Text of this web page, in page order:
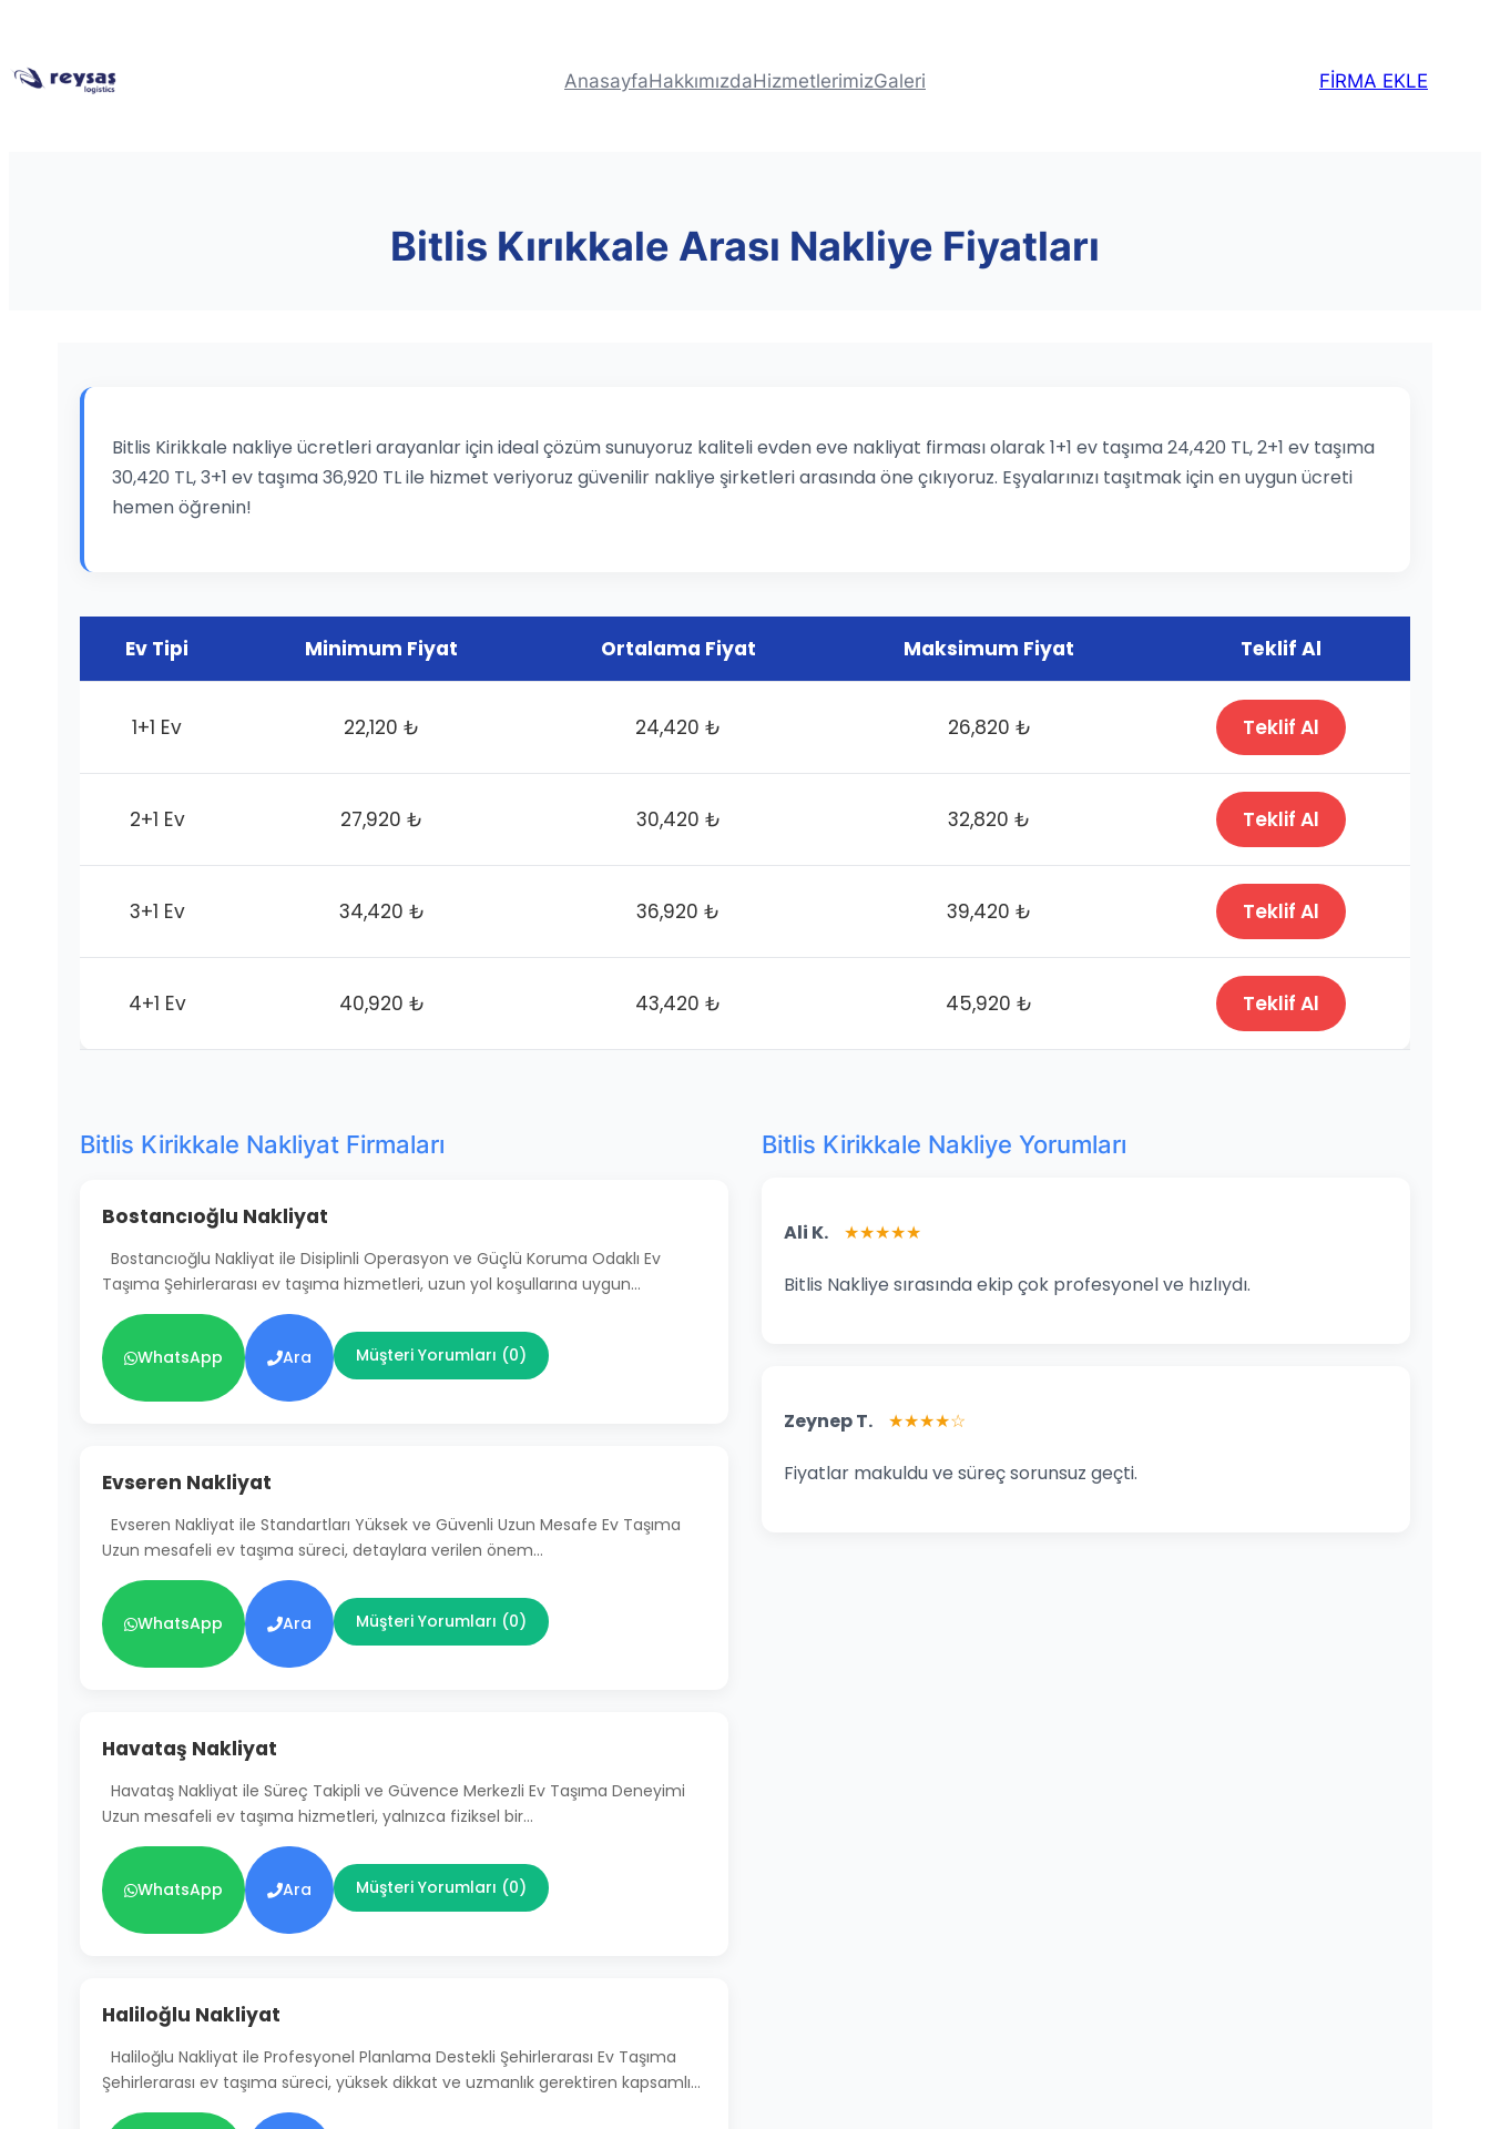
AnasayfaHakkımızdaHizmetlerimizGaleri FİRMA EKLE
Bitlis Kırıkkale Arası Nakliye Fiyatları
Bitlis Kirikkale nakliye ücretleri arayanlar için ideal çözüm sunuyoruz kaliteli evden eve nakliyat firması olarak 1+1 ev taşıma 24,420 TL, 2+1 ev taşıma
30,420 TL, 3+1 ev taşıma 36,920 TL ile hizmet veriyoruz güvenilir nakliye şirketleri arasında öne çıkıyoruz. Eşyalarınızı taşıtmak için en uygun ücreti
hemen öğrenin!
Ev Tipi Minimum Fiyat Ortalama Fiyat Maksimum Fiyat Teklif Al
1+1 Ev 22,120 ₺ 24,420 ₺ 26,820 ₺ Teklif Al
2+1 Ev 27,920 ₺ 30,420 ₺ 32,820 ₺ Teklif Al
3+1 Ev 34,420 ₺ 36,920 ₺ 39,420 ₺ Teklif Al
4+1 Ev 40,920 ₺ 43,420 ₺ 45,920 ₺ Teklif Al
Bitlis Kirikkale Nakliyat Firmaları
Bostancıoğlu Nakliyat
Bostancıoğlu Nakliyat ile Disiplinli Operasyon ve Güçlü Koruma Odaklı Ev
Taşıma Şehirlerarası ev taşıma hizmetleri, uzun yol koşullarına uygun…
WhatsApp Ara Müşteri Yorumları (0)
Evseren Nakliyat
Evseren Nakliyat ile Standartları Yüksek ve Güvenli Uzun Mesafe Ev Taşıma
Uzun mesafeli ev taşıma süreci, detaylara verilen önem…
WhatsApp Ara Müşteri Yorumları (0)
Havataş Nakliyat
Havataş Nakliyat ile Süreç Takipli ve Güvence Merkezli Ev Taşıma Deneyimi
Uzun mesafeli ev taşıma hizmetleri, yalnızca fiziksel bir…
WhatsApp Ara Müşteri Yorumları (0)
Haliloğlu Nakliyat
Haliloğlu Nakliyat ile Profesyonel Planlama Destekli Şehirlerarası Ev Taşıma
Şehirlerarası ev taşıma süreci, yüksek dikkat ve uzmanlık gerektiren kapsamlı…
Bitlis Kirikkale Nakliye Yorumları
Ali K. ★★★★★
Bitlis Nakliye sırasında ekip çok profesyonel ve hızlıydı.
Zeynep T. ★★★★☆
Fiyatlar makuldu ve süreç sorunsuz geçti.